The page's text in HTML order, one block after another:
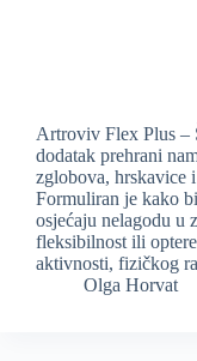
Artroviv Flex Plus –
dodatak prehrani
zglobova, hrskavice
Formuliran je kako
osjećaju nelagodu u
fleksibilnost ili
aktivnosti, fizičkog
Olga Horvat